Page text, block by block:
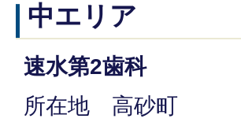
中エリア
速水第2歯科
所在地 高砂町